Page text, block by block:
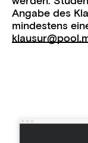
Angabe des
mindestens